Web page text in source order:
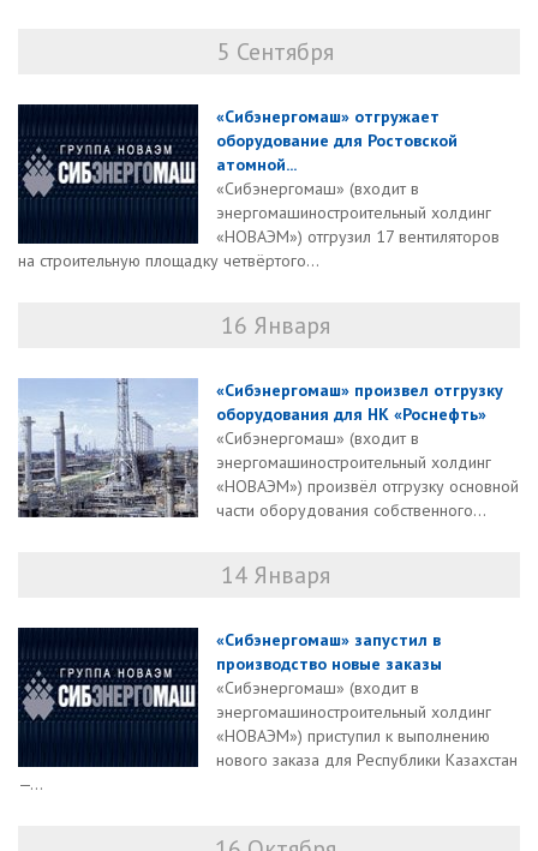
5 Сентября
«Сибэнергомаш» отгружает
оборудование для Ростовской
атомной...
«Сибэнергомаш» (входит в
энергомашиностроительный холдинг
«НОВАЭМ») отгрузил 17 вентиляторов
на строительную площадку четвёртого...
16 Января
«Сибэнергомаш» произвел отгрузку
оборудования для НК «Роснефть»
«Сибэнергомаш» (входит в
энергомашиностроительный холдинг
«НОВАЭМ») произвёл отгрузку основной
части оборудования собственного...
14 Января
«Сибэнергомаш» запустил в
производство новые заказы
«Сибэнергомаш» (входит в
энергомашиностроительный холдинг
«НОВАЭМ») приступил к выполнению
нового заказа для Республики Казахстан
—...